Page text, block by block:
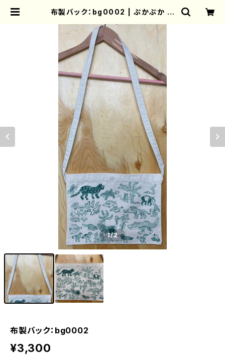
布製バック：bg0002 | ぷかぷか オ
1/2
布製バック：bg0002
¥3,300